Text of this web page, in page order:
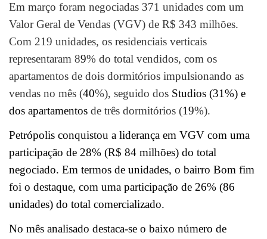
Em março foram negociadas 371 unidades com um
Valor Geral de Vendas (VGV) de R$ 343 milhões.
Com 219 unidades, os residenciais verticais
representaram 89% do total vendidos, com os
apartamentos de dois dormitórios impulsionando as
vendas no mês (40%), seguido dos Studios (31%) e
dos apartamentos de três dormitórios (19%).
Petrópolis conquistou a liderança em VGV com uma
participação de 28% (R$ 84 milhões) do total
negociado. Em termos de unidades, o bairro Bom fim
foi o destaque, com uma participação de 26% (86
unidades) do total comercializado.
No mês analisado destaca-se o baixo número de